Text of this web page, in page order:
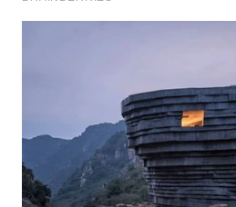
SURABAYA
NATUNA